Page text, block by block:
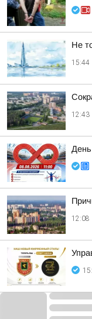
Не
15:44
12:43
День
12:08